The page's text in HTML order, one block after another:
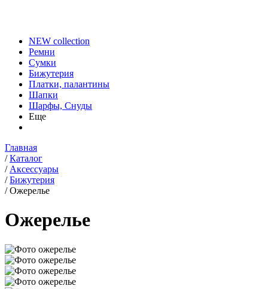
NEW collection
Ремни
Сумки
Бижутерия
Платки, палантины
Шапки
Шарфы, Снуды
Еще
Главная
/ Каталог
/ Аксессуары
/ Бижутерия
/ Ожерелье
Ожерелье